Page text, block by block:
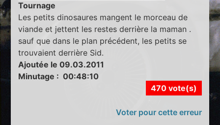
Tournage
Les petits dinosaures mangent le morceau de
viande et jettent les restes derrière la maman .
sauf que dans le plan précédent, les petits se
trouvaient derrière Sid.
Ajoutée le 09.03.2011
Minutage : 00:48:10
470 vote(s)
Voter pour cette erreur